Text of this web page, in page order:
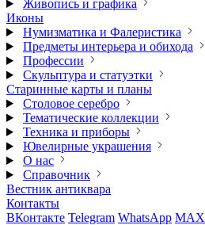
Живопись и графика
Иконы
Нумизматика и Фалеристика
Предметы интерьера и обихода
Профессии
Скульптура и статуэтки
Старинные карты и планы
Столовое серебро
Тематические коллекции
Техника и приборы
Ювелирные украшения
О нас
Справочник
Вестник антиквара
Контакты
ВКонтакте Telegram WhatsApp MAX